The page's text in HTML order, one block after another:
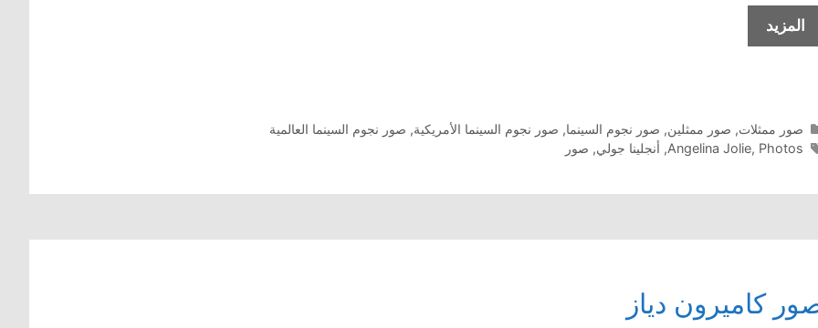
المزيد
أنجلينا
التصنيفات
صور ممثلات, صور ممثلين, صور نجوم السينما, صور نجوم السينما الأمريكية, صور نجوم السينما العالمية
الوسوم
Angelina Jolie, Photos
, أنجلينا جولي, صور
كاميرون دياز